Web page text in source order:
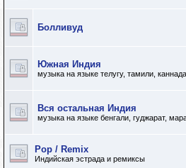
Болливуд
Южная Индия
музыка на языке телугу, тамили,
Вся остальная Индия
музыка на языке бенгали, гуджарат,
Pop / Remix
Индийская эстрада и ремиксы